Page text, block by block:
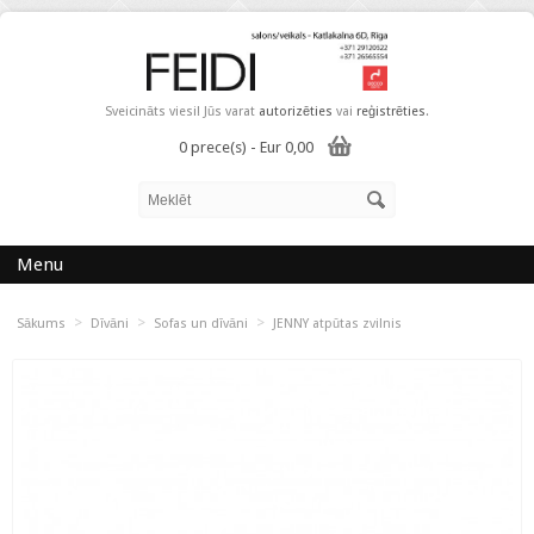
Sveicināts viesi! Jūs varat autorizēties vai reģistrēties.
0 prece(s) - Eur 0,00
Menu
Sākums > Dīvāni > Sofas un dīvāni > JENNY atpūtas zvilnis